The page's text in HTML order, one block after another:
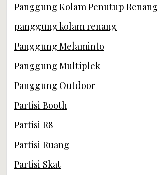
Panggung Kolam Penutup Renang
panggung kolam renang
Panggung Melaminto
Panggung Multiplek
Panggung Outdoor
Partisi Booth
Partisi R8
Partisi Ruang
Partisi Skat